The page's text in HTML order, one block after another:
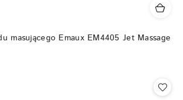
masującego Emaux EM4405 Jet Massage